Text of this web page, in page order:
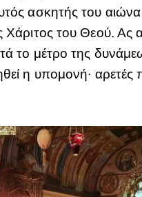
ασκητής του
Χάριτος του Θεού.
το μέτρο της
η υπομονή∙